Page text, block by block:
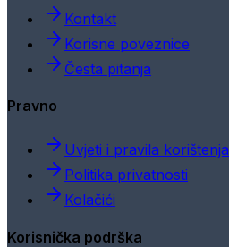
Kontakt
Korisne poveznice
Česta pitanja
Pravno
Uvjeti i pravila korištenja
Politika privatnosti
Kolačići
Korisnička podrška